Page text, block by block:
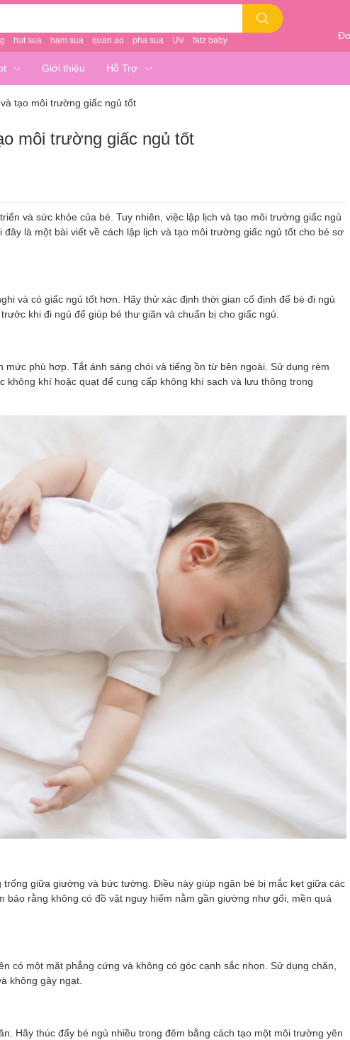
hut sua ham sua quan ao pha sua UV fatz baby
Giới thiệu Hỗ Trợ
tạo môi trường giấc ngủ tốt
môi trường giấc ngủ tốt
và sức khỏe của bé. Tuy nhiên, việc lập lịch và tạo môi trường giấc ngủ
là một bài viết về cách lập lịch và tạo môi trường giấc ngủ tốt cho bé sơ
và có giấc ngủ tốt hơn. Hãy thử xác định thời gian cố định để bé đi ngủ
khi đi ngủ để giúp bé thư giãn và chuẩn bị cho giấc ngủ.
phù hợp. Tắt ánh sáng chói và tiếng ồn từ bên ngoài. Sử dụng rèm
khí hoặc quạt để cung cấp không khí sạch và lưu thông trong
giữa giường và bức tường. Điều này giúp ngăn bé bị mắc kẹt giữa các
rằng không có đồ vật nguy hiểm nằm gần giường như gối, mền quá
có một mặt phẳng cứng và không có góc cạnh sắc nhọn. Sử dụng chăn,
không gây ngạt.
Hãy thúc đẩy bé ngủ nhiều trong đêm bằng cách tạo một môi trường yên